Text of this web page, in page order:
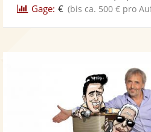
Gage: € (bis ca. 500 € pro